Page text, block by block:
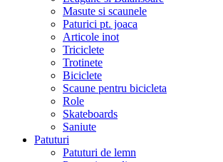
Masute si scaunele
Paturici pt. joaca
Articole inot
Triciclete
Trotinete
Biciclete
Scaune pentru bicicleta
Role
Skateboards
Saniute
Patuturi
Patuturi de lemn